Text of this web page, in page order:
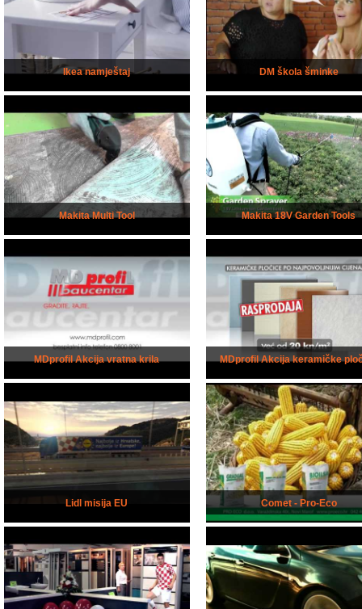
Ikea namještaj DM škola šminke
Makita Multi Tool Makita 18V Garden Tools
MDprofil Akcija vratna krila MDprofil Akcija keramičke
Lidl misija EU Comet - Pro-Eco